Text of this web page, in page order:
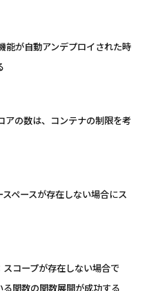
が自動アンデプロイされた時
アの数は、コンテナの制限を考
ペースが存在しない場合にス
ープが存在しない場合で
関数の関数展開が成功する